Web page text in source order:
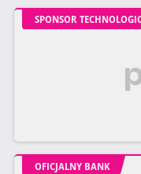
SPONSOR
OFICJALNY BANK